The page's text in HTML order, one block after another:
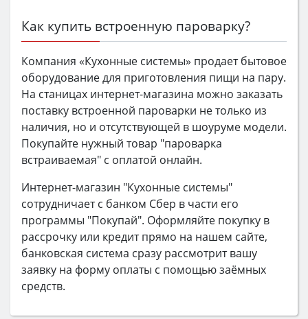
Как купить встроенную пароварку?
Компания «Кухонные системы» продает бытовое
оборудование для приготовления пищи на пару.
На станицах интернет-магазина можно заказать
поставку встроенной пароварки не только из
наличия, но и отсутствующей в шоуруме модели.
Покупайте нужный товар "пароварка
встраиваемая" с оплатой онлайн.
Интернет-магазин "Кухонные системы"
сотрудничает с банком Сбер в части его
программы "Покупай". Оформляйте покупку в
рассрочку или кредит прямо на нашем сайте,
банковская система сразу рассмотрит вашу
заявку на форму оплаты с помощью заёмных
средств.